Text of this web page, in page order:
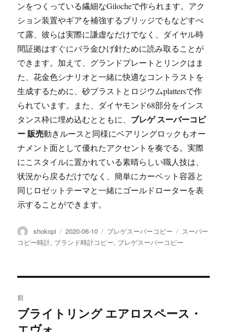
ンをつくっている繊細なGilocheで作られます。アク
ション装置やギアを補強するブリッジでもなどすべ
て露、彼らは実際に謙虚なだけでなく、ダイヤル時
間証拠はすぐにバラ金ひげ針ために読み取ることが
できます。加えて、グランドプレートとリンクはま
た、花金色シナリオと一緒に快適なコントラストを
生成するために、砂ブラストとロジウムplattersで作
られています。また、ダイヤモンド68部分をインス
タンス枠に埋め込むとともに、 ブレゲ スーパーコピ
ー 販売動きルースと同様にベアリングロックもオー
ナメント面として優れたアクセントを奏でる。実際
にこスタイルに置かれている素晴らしい職人技は、
状況から戻るだけでなく、簡単にカーペット容器と
同じロゼットテーマと一緒にゴールドローターを表
示することができます。
投
稿
shokopi
投
稿
2020-06-10
カ
テ
ブレゲスーパーコピー
タ
グ
スーパー
コピー時計, ブランド時計コピー, ブレゲスーパーコピー
稿
前
前
の
ブライトリング エアロスペース・